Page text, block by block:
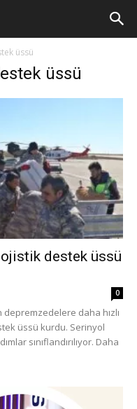
üssü
üssü
destek üssü
0
depremzedelere daha hızlı
üssü kurdu. Serinyol
sınıflandırılıyor. Daha